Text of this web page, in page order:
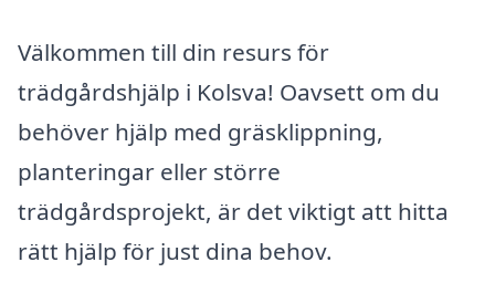
Välkommen till din resurs för
trädgårdshjälp i Kolsva! Oavsett om du
behöver hjälp med gräsklippning,
planteringar eller större
trädgårdsprojekt, är det viktigt att hitta
rätt hjälp för just dina behov.